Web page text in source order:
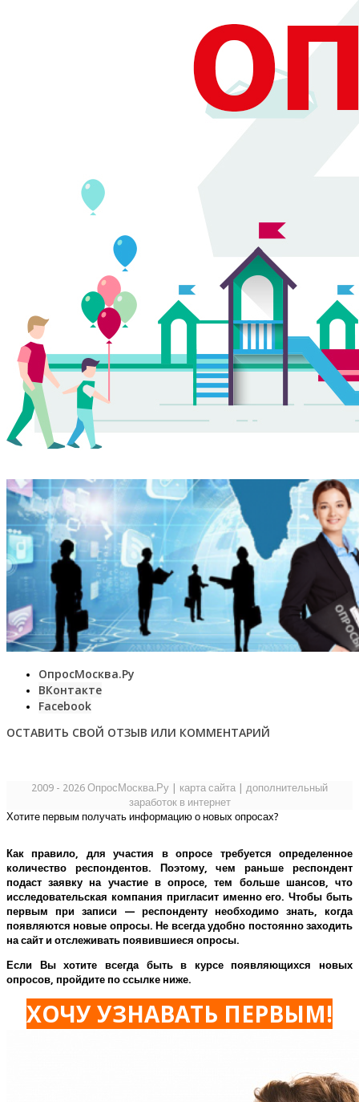
ОпросМосква.Ру
ВКонтакте
Facebook
ОСТАВИТЬ СВОЙ ОТЗЫВ ИЛИ КОММЕНТАРИЙ
2009 - 2026 ОпросМосква.Ру карта сайта
дополнительный
заработок в интернет
Хотите первым получать информацию о новых опросах?
Как правило, для участия в опросе требуется определенное
количество респондентов. Поэтому, чем раньше респондент
подаст заявку на участие в опросе, тем больше шансов, что
исследовательская компания пригласит именно его.Чтобы быть
первым при записи — респонденту необходимо знать, когда
появляются новые опросы. Не всегда удобно постоянно заходить
на сайт и отслеживать появившиеся опросы.
Если Вы хотите всегда быть в курсе появляющихся новых
опросов, пройдите по ссылке ниже.
ХОЧУ УЗНАВАТЬ ПЕРВЫМ!